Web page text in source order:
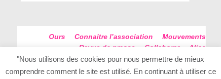
Ours Connaitre l’association
Mouvements
Revue de presse
Collaborer
Alice
Futur Antérieur
Plan du site
"Nous utilisons des cookies pour nous permettre de mieux
comprendre comment le site est utilisé. En continuant à utiliser ce